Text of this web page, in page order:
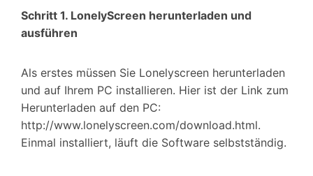
Schritt 1. LonelyScreen herunterladen und
ausführen
Als erstes müssen Sie Lonelyscreen herunterladen
und auf Ihrem PC installieren. Hier ist der Link zum
Herunterladen auf den PC:
http://www.lonelyscreen.com/download.html.
Einmal installiert, läuft die Software selbstständig.